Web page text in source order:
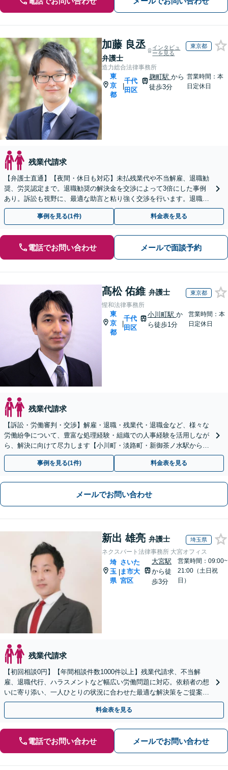
加藤 良丞
弁護士
インタビュ
ーを見る
東京都
造力総合法律事務所
東
京
都
|
千代
田区
麹町駅 から
徒歩3分
営業時間：本
日定休日
残業代請求
【弁護士直通】【夜間・休日も対応】未払残業代や不当解雇、退職勧
奨、労災認定まで。退職勧奨の解決金を交渉によって3倍にした事例
あり。訴訟も視野に、最適な助言と粘り強く交渉を行います。退職前
後、育休中などの状況でも歓迎。まずはご相談下さい！
事例を見る(1件) 料金表を見る
電話でお問い合わせ メールで面談予約
髙松 佑維 弁護士 東京都
惺和法律事務所
東
京
都
|
千代
田区
小川町駅か
ら徒歩1分
営業時間：本
日定休日
残業代請求
【訴訟・労働審判・交渉】解雇・退職・残業代・退職金など、様々な
労働紛争について、豊富な処理経験・組織での人事経験を活用しなが
ら、解決に向けて尽力します【小川町・淡路町・新御茶ノ水駅から約
1分、御茶ノ水駅も利用可】
事例を見る(1件) 料金表を見る
メールでお問い合わせ
新出 雄亮 弁護士 埼玉県
ネクスパート法律事務所 大宮オフィス
埼
玉
県
|
さいた
ま市大
宮区
大宮駅
から徒
歩3分
営業時間：09:00~
21:00（土日祝
日）
残業代請求
【初回相談0円】【年間相談件数1000件以上】残業代請求、不当解
雇、退職代行、ハラスメントなど幅広い労働問題に対応。依頼者の想
いに寄り添い、一人ひとりの状況に合わせた最適な解決策をご提案し
ます。お気軽にご相談ください。
料金表を見る
電話でお問い合わせ メールでお問い合わせ